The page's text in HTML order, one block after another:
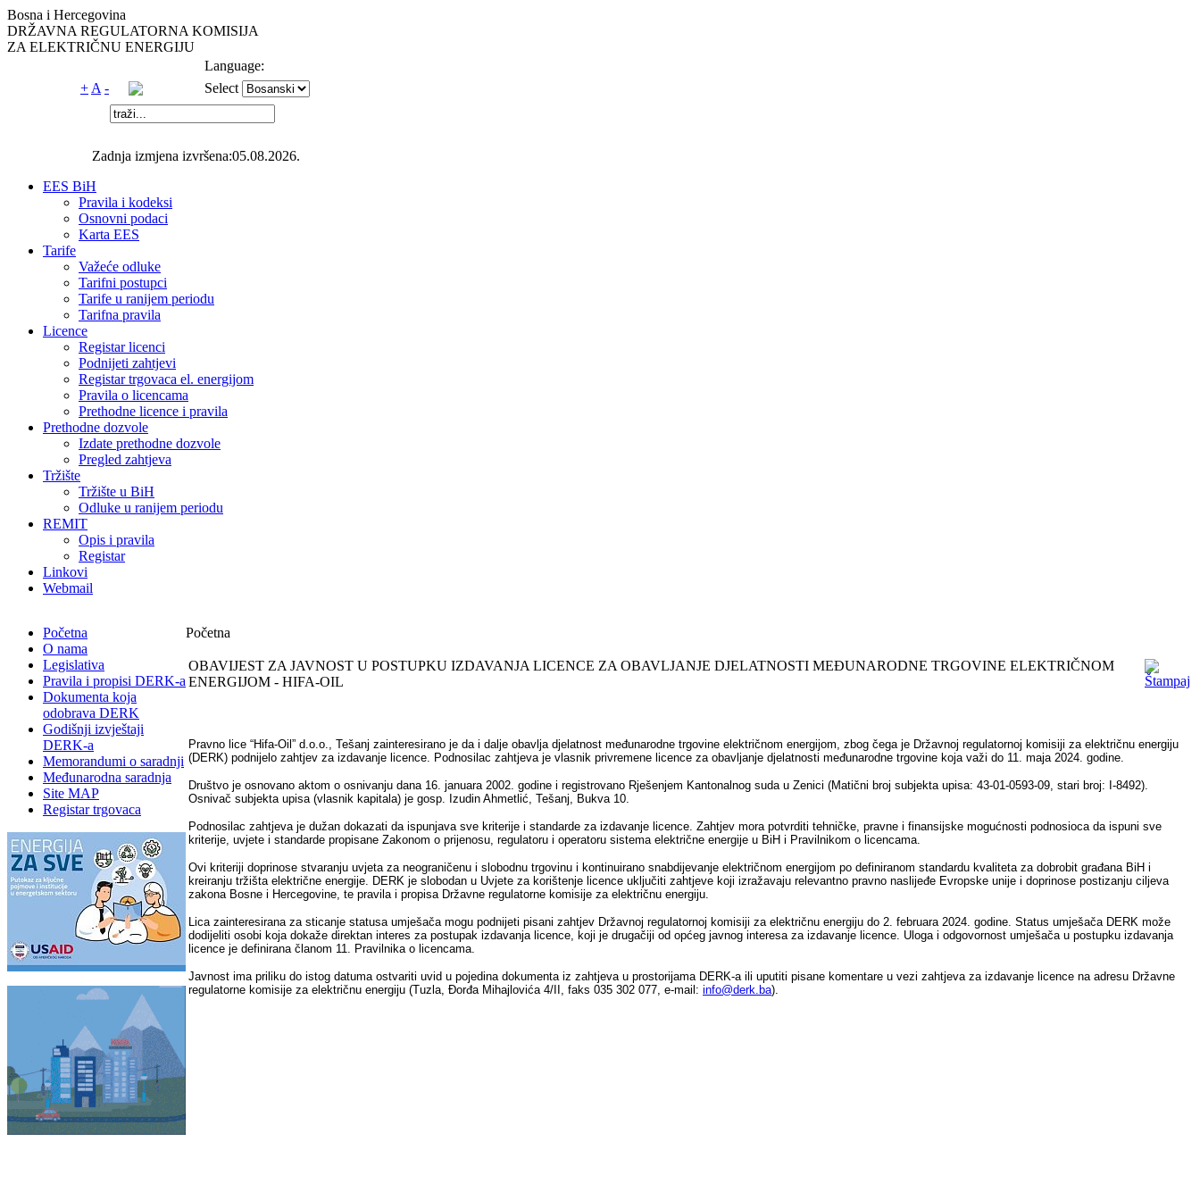
Bosna i Hercegovina
DRŽAVNA REGULATORNA KOMISIJA
ZA ELEKTRIČNU ENERGIJU
Language:
+ A - Select
Zadnja izmjena izvršena:05.08.2026.
EES BiH
Pravila i kodeksi
Osnovni podaci
Karta EES
Tarife
Važeće odluke
Tarifni postupci
Tarife u ranijem periodu
Tarifna pravila
Licence
Registar licenci
Podnijeti zahtjevi
Registar trgovaca el. energijom
Pravila o licencama
Prethodne licence i pravila
Prethodne dozvole
Izdate prethodne dozvole
Pregled zahtjeva
Tržište
Tržište u BiH
Odluke u ranijem periodu
REMIT
Opis i pravila
Registar
Linkovi
Webmail
Početna
O nama
Legislativa
Pravila i propisi DERK-a
Dokumenta koja
odobrava DERK
Godišnji izvještaji
DERK-a
Memorandumi o saradnji
Međunarodna saradnja
Site MAP
Registar trgovaca
Početna
OBAVIJEST ZA JAVNOST U POSTUPKU IZDAVANJA LICENCE ZA OBAVLJANJE DJELATNOSTI MEĐUNARODNE TRGOVINE ELEKTRIČNOM
ENERGIJOM - HIFA-OIL
Pravno lice “Hifa-Oil” d.o.o., Tešanj zainteresirano je da i dalje obavlja djelatnost međunarodne trgovine električnom energijom, zbog čega je Državnoj regulatornoj komisiji za električnu energiju
(DERK) podnijelo zahtjev za izdavanje licence. Podnosilac zahtjeva je vlasnik privremene licence za obavljanje djelatnosti međunarodne trgovine koja važi do 11. maja 2024. godine.
Društvo je osnovano aktom o osnivanju dana 16. januara 2002. godine i registrovano Rješenjem Kantonalnog suda u Zenici (Matični broj subjekta upisa: 43-01-0593-09, stari broj: I-8492).
Osnivač subjekta upisa (vlasnik kapitala) je gosp. Izudin Ahmetlić, Tešanj, Bukva 10.
Podnosilac zahtjeva je dužan dokazati da ispunjava sve kriterije i standarde za izdavanje licence. Zahtjev mora potvrditi tehničke, pravne i finansijske mogućnosti podnosioca da ispuni sve
kriterije, uvjete i standarde propisane Zakonom o prijenosu, regulatoru i operatoru sistema električne energije u BiH i Pravilnikom o licencama.
Ovi kriteriji doprinose stvaranju uvjeta za neograničenu i slobodnu trgovinu i kontinuirano snabdijevanje električnom energijom po definiranom standardu kvaliteta za dobrobit građana BiH i
kreiranju tržišta električne energije. DERK je slobodan u Uvjete za korištenje licence uključiti zahtjeve koji izražavaju relevantno pravno naslijeđe Evropske unije i doprinose postizanju ciljeva
zakona Bosne i Hercegovine, te pravila i propisa Državne regulatorne komisije za električnu energiju.
Lica zainteresirana za sticanje statusa umješača mogu podnijeti pisani zahtjev Državnoj regulatornoj komisiji za električnu energiju do 2. februara 2024. godine. Status umješača DERK može
dodijeliti osobi koja dokaže direktan interes za postupak izdavanja licence, koji je drugačiji od općeg javnog interesa za izdavanje licence. Uloga i odgovornost umješača u postupku izdavanja
licence je definirana članom 11. Pravilnika o licencama.
Javnost ima priliku do istog datuma ostvariti uvid u pojedina dokumenta iz zahtjeva u prostorijama DERK-a ili uputiti pisane komentare u vezi zahtjeva za izdavanje licence na adresu Državne
regulatorne komisije za električnu energiju (Tuzla, Đorđa Mihajlovića 4/II, faks 035 302 077, e‑mail: info@derk.ba).